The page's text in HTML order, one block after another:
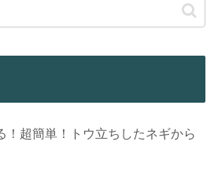
！超簡単！トウ立ちしたネギから